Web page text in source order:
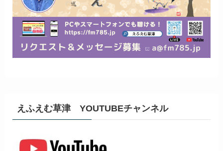
えふえむ草津 YOUTUBEチャンネル